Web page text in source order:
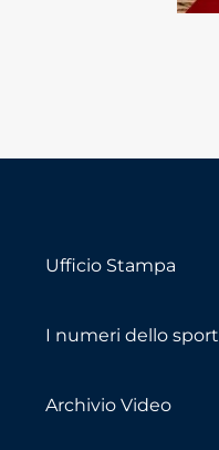
Ufficio Stampa
I numeri dello sport
Archivio Video